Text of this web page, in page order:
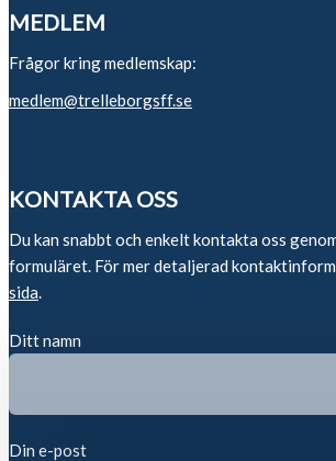
MEDLEM
Frågor kring medlemskap:
medlem@trelleborgsff.se
KONTAKTA OSS
Du kan snabbt och enkelt kontakta oss
formuläret. För mer detaljerad
sida.
Ditt namn
Din e-post